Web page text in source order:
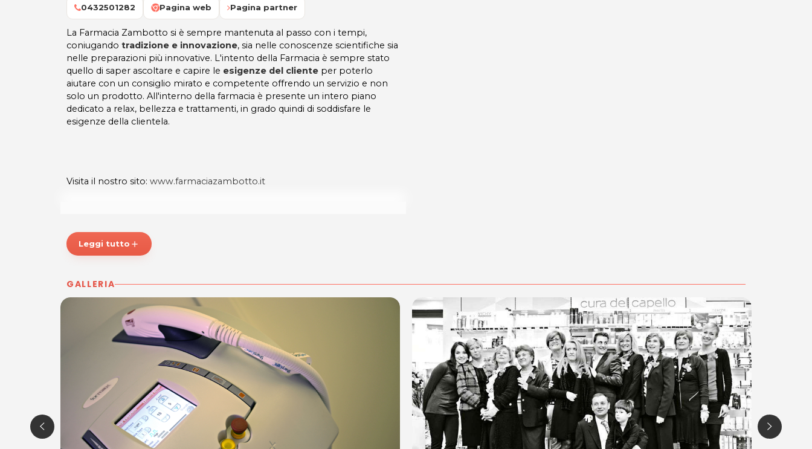
0432501282 Pagina web Pagina partner
La Farmacia Zambotto si è sempre mantenuta al passo con i tempi,
coniugando tradizione e innovazione, sia nelle conoscenze scientifiche sia
nelle preparazioni più innovative. L'intento della Farmacia è sempre stato
quello di saper ascoltare e capire le esigenze del cliente per poterlo
aiutare con un consiglio mirato e competente offrendo un servizio e non
solo un prodotto. All'interno della farmacia è presente un intero piano
dedicato a relax, bellezza e trattamenti, in grado quindi di soddisfare le
esigenze della clientela.
Visita il nostro sito: www.farmaciazambotto.it
FARMACIA ZAMBOTTO sas - ZEROUNO
33100 UDINE
P.IVA 01916780305
Tel 0432 501282- 502528
Per ulteriori informazioni sull'offerta o sulle modalità di acquisto
posta@espevia.it
Leggi tutto add
GALLERIA